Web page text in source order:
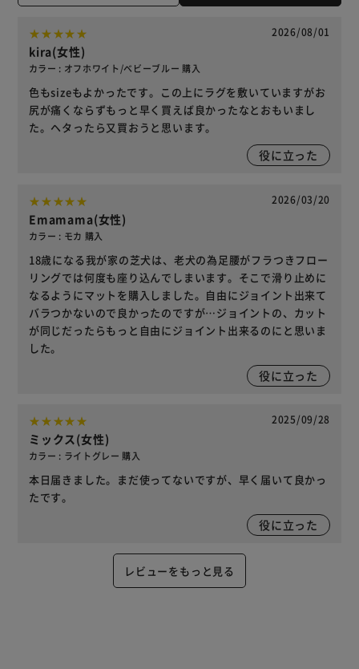
2026/08/01
kira(女性)
カラー : オフホワイト/ベビーブルー 購入
色もsizeもよかったです。この上にラグを敷いていますがお
尻が痛くならずもっと早く買えば良かったなとおもいまし
た。ヘタったら又買おうと思います。
役に立った
2026/03/20
Emamama(女性)
カラー : モカ 購入
18歳になる我が家の芝犬は、老犬の為足腰がフラつきフロー
リングでは何度も座り込んでしまいます。そこで滑り止めに
なるようにマットを購入しました。自由にジョイント出来て
バラつかないので良かったのですが…ジョイントの、カット
が同じだったらもっと自由にジョイント出来るのにと思いま
した。
役に立った
2025/09/28
ミックス(女性)
カラー : ライトグレー 購入
本日届きました。まだ使ってないですが、早く届いて良かっ
たです。
役に立った
レビューをもっと見る